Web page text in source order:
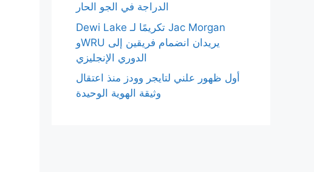
الدراجة في الجو الحار
Dewi Lake تكريمًا لـ Jac Morgan
وWRU يريدان انضمام فريقين إلى
الدوري الإنجليزي
أول ظهور علني لتايجر وودز منذ اعتقال
وثيقة الهوية الوحيدة